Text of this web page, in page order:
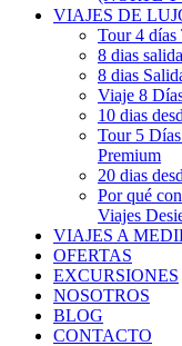
VIAJES DE
Tour 4 días
8 dias
8 dias
Viaje 8
10 dias
Tour 5
Premium
20 dias
Por qué
Viajes
VIAJES A
OFERTAS
EXCURSIONES
NOSOTROS
BLOG
CONTACTO